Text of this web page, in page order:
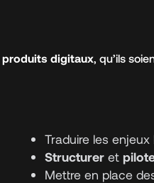
produits digitaux, qu’ils
Traduire les
Structurer et
Mettre en place